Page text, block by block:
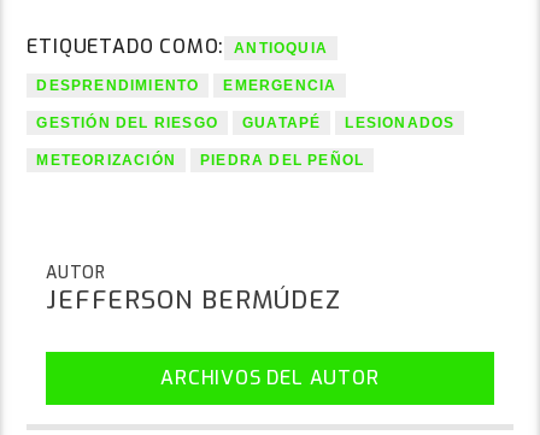
ETIQUETADO COMO: ANTIOQUIA
DESPRENDIMIENTO EMERGENCIA
GESTIÓN DEL RIESGO GUATAPÉ LESIONADOS
METEORIZACIÓN PIEDRA DEL PEÑOL
AUTOR
JEFFERSON BERMÚDEZ
ARCHIVOS DEL AUTOR